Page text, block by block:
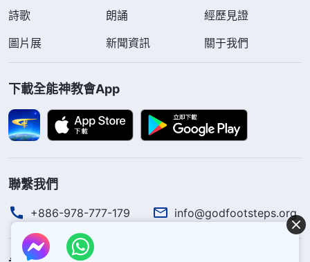
詩歌
朗誦
經歷見證
圖片展
新聞資訊 關于我們
下載全能神教會App
聯繫我們
+886-978-777-179 info@godfootsteps.org